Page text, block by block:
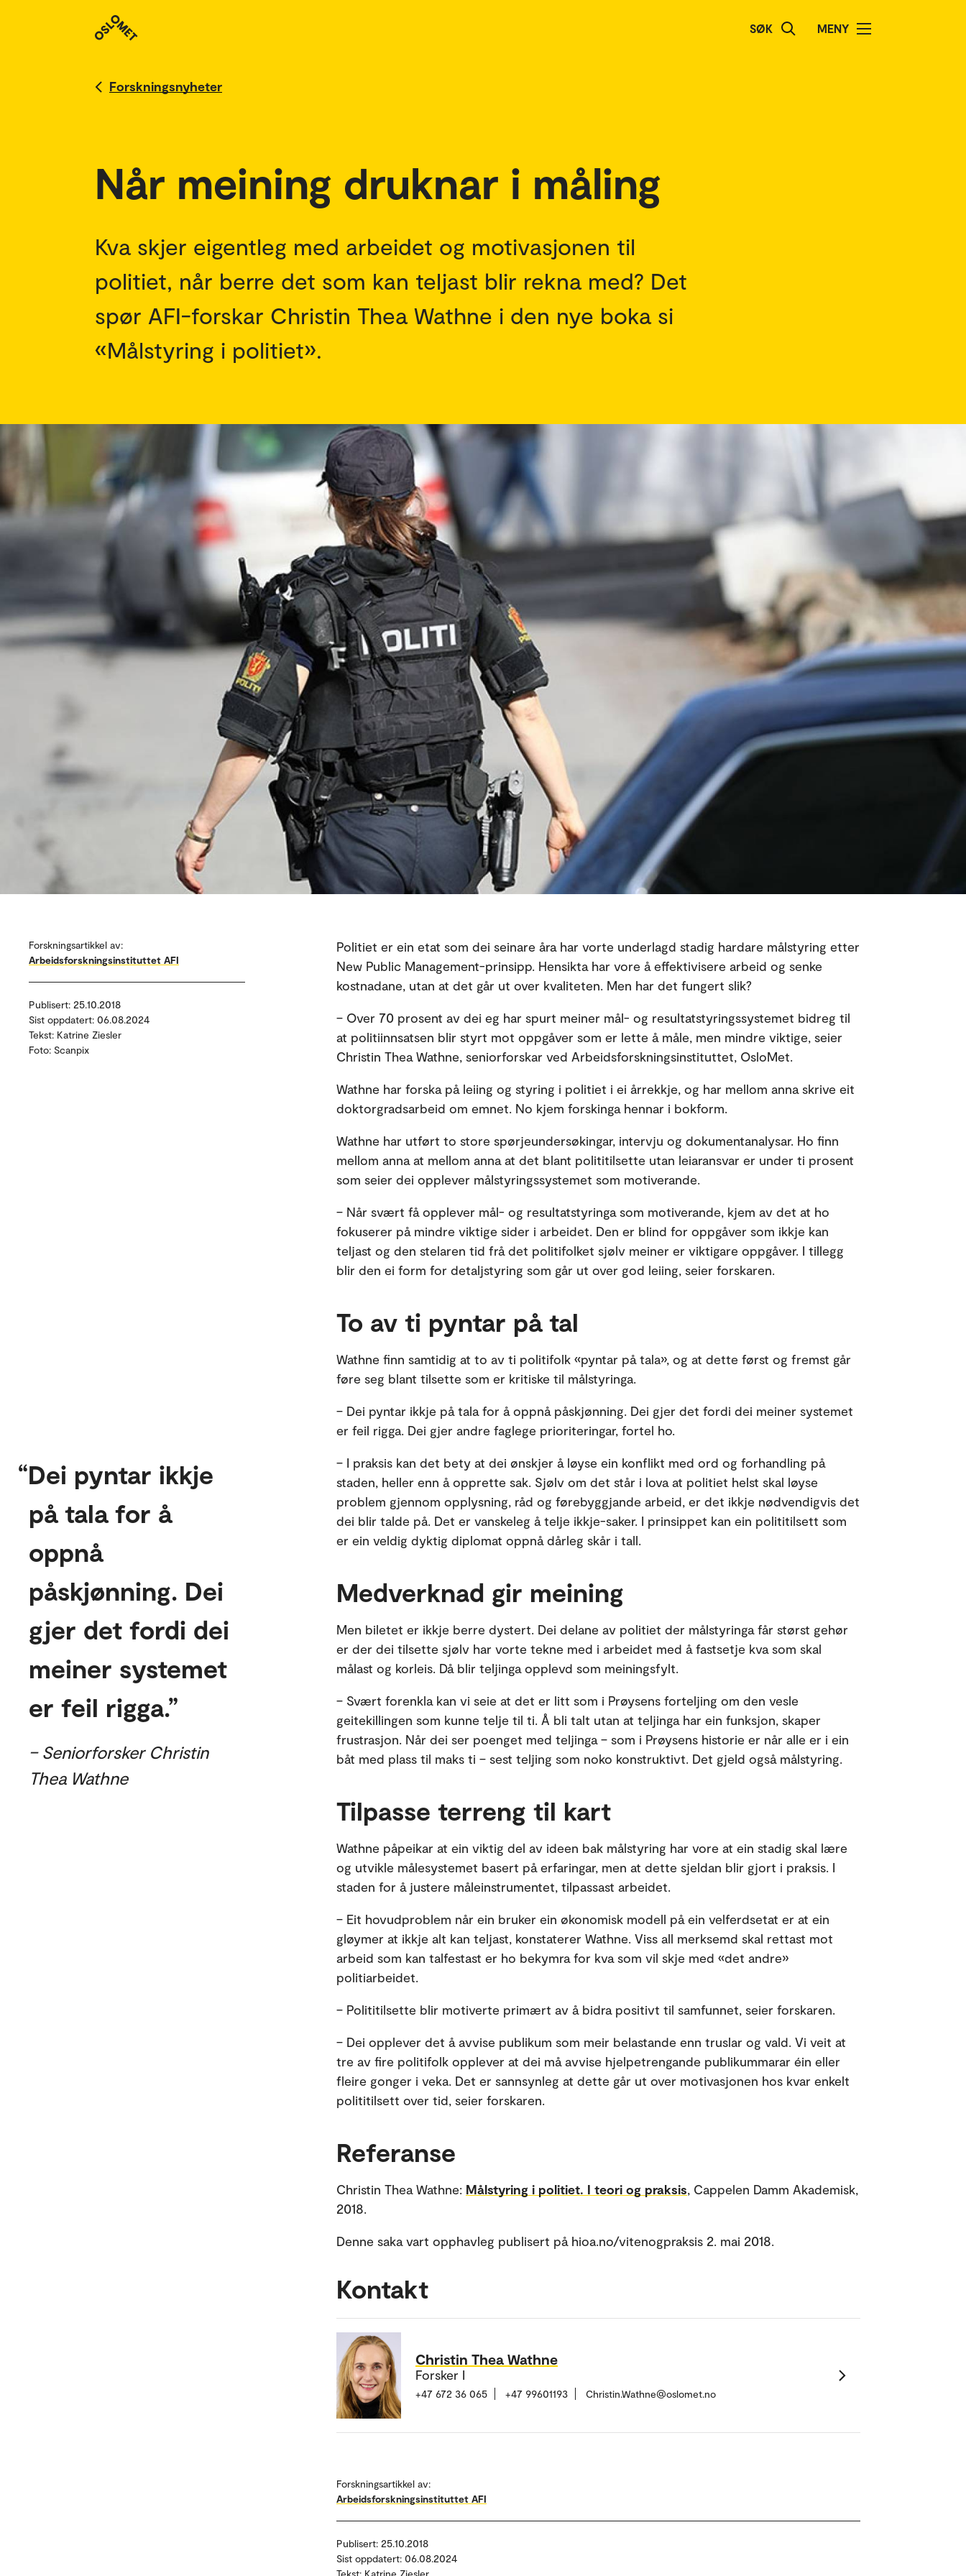
SØK MENY
Forskningsnyheter
Når meining druknar i måling
Kva skjer eigentleg med arbeidet og motivasjonen til
politiet, når berre det som kan teljast blir rekna med? Det
spør AFI-forskar Christin Thea Wathne i den nye boka si
«Målstyring i politiet».
Forskningsartikkel av:
Arbeidsforskningsinstituttet AFI
Publisert: 25.10.2018
Sist oppdatert: 06.08.2024
Tekst: Katrine Ziesler
Foto: Scanpix
Politiet er ein etat som dei seinare åra har vorte underlagd stadig hardare målstyring etter
New Public Management-prinsipp. Hensikta har vore å effektivisere arbeid og senke
kostnadane, utan at det går ut over kvaliteten. Men har det fungert slik?
– Over 70 prosent av dei eg har spurt meiner mål- og resultatstyringssystemet bidreg til
at politiinnsatsen blir styrt mot oppgåver som er lette å måle, men mindre viktige, seier
Christin Thea Wathne, seniorforskar ved Arbeidsforskningsinstituttet, OsloMet.
Wathne har forska på leiing og styring i politiet i ei årrekkje, og har mellom anna skrive eit
doktorgradsarbeid om emnet. No kjem forskinga hennar i bokform.
Wathne har utført to store spørjeundersøkingar, intervju og dokumentanalysar. Ho finn
mellom anna at mellom anna at det blant polititilsette utan leiaransvar er under ti prosent
som seier dei opplever målstyringssystemet som motiverande.
– Når svært få opplever mål- og resultatstyringa som motiverande, kjem av det at ho
fokuserer på mindre viktige sider i arbeidet. Den er blind for oppgåver som ikkje kan
teljast og den stelaren tid frå det politifolket sjølv meiner er viktigare oppgåver. I tillegg
blir den ei form for detaljstyring som går ut over god leiing, seier forskaren.
To av ti pyntar på tal
Wathne finn samtidig at to av ti politifolk «pyntar på tala», og at dette først og fremst går
føre seg blant tilsette som er kritiske til målstyringa.
– Dei pyntar ikkje på tala for å oppnå påskjønning. Dei gjer det fordi dei meiner systemet
er feil rigga. Dei gjer andre faglege prioriteringar, fortel ho.
Dei pyntar ikkje
på tala for å
oppnå
påskjønning. Dei
gjer det fordi dei
meiner systemet
er feil rigga.
– Seniorforsker Christin
Thea Wathne
– I praksis kan det bety at dei ønskjer å løyse ein konflikt med ord og forhandling på
staden, heller enn å opprette sak. Sjølv om det står i lova at politiet helst skal løyse
problem gjennom opplysning, råd og førebyggjande arbeid, er det ikkje nødvendigvis det
dei blir talde på. Det er vanskeleg å telje ikkje-saker. I prinsippet kan ein polititilsett som
er ein veldig dyktig diplomat oppnå dårleg skår i tall.
Medverknad gir meining
Men biletet er ikkje berre dystert. Dei delane av politiet der målstyringa får størst gehør
er der dei tilsette sjølv har vorte tekne med i arbeidet med å fastsetje kva som skal
målast og korleis. Då blir teljinga opplevd som meiningsfylt.
– Svært forenkla kan vi seie at det er litt som i Prøysens forteljing om den vesle
geitekillingen som kunne telje til ti. Å bli talt utan at teljinga har ein funksjon, skaper
frustrasjon. Når dei ser poenget med teljinga – som i Prøysens historie er når alle er i ein
båt med plass til maks ti – sest teljing som noko konstruktivt. Det gjeld også målstyring.
Tilpasse terreng til kart
Wathne påpeikar at ein viktig del av ideen bak målstyring har vore at ein stadig skal lære
og utvikle målesystemet basert på erfaringar, men at dette sjeldan blir gjort i praksis. I
staden for å justere måleinstrumentet, tilpassast arbeidet.
– Eit hovudproblem når ein bruker ein økonomisk modell på ein velferdsetat er at ein
gløymer at ikkje alt kan teljast, konstaterer Wathne. Viss all merksemd skal rettast mot
arbeid som kan talfestast er ho bekymra for kva som vil skje med «det andre»
politiarbeidet.
– Polititilsette blir motiverte primært av å bidra positivt til samfunnet, seier forskaren.
– Dei opplever det å avvise publikum som meir belastande enn truslar og vald. Vi veit at
tre av fire politifolk opplever at dei må avvise hjelpetrengande publikummarar éin eller
fleire gonger i veka. Det er sannsynleg at dette går ut over motivasjonen hos kvar enkelt
polititilsett over tid, seier forskaren.
Referanse
Christin Thea Wathne: Målstyring i politiet. I teori og praksis, Cappelen Damm Akademisk,
2018.
Denne saka vart opphavleg publisert på hioa.no/vitenogpraksis 2. mai 2018.
Kontakt
Christin Thea Wathne
Forsker I
+47 672 36 065 +47 99601193 Christin.Wathne@oslomet.no
Forskningsartikkel av:
Arbeidsforskningsinstituttet AFI
Publisert: 25.10.2018
Sist oppdatert: 06.08.2024